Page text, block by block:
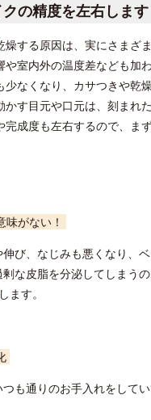
の精度を左右します
燥する原因は、実にさまざ
や室内外の温度差なども加
少なくなり、カサつきや乾
かす目元や口元は、刻まれ
完成度も左右するので、ま
がない！
び、なじみも悪くなり、
な皮脂を分泌してしまう
す。
も通りのお手入れをして